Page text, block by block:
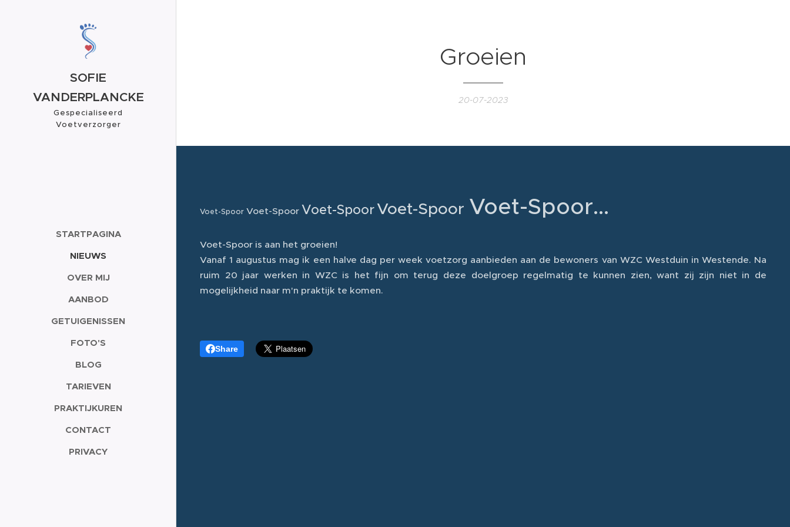
SOFIE
VANDERPLANCKE
Gespecialiseerd
Voetverzorger
STARTPAGINA
NIEUWS
OVER MIJ
AANBOD
GETUIGENISSEN
FOTO'S
BLOG
TARIEVEN
PRAKTIJKUREN
CONTACT
PRIVACY
Groeien
20-07-2023
Voet-Spoor Voet-Spoor Voet-SpoorVoet-Spoor Voet-Spoor...
Voet-Spoor is aan het groeien!
Vanaf 1 augustus mag ik een halve dag per week voetzorg aanbieden aan de bewoners van WZC Westduin in Westende. Na
ruim 20 jaar werken in WZC is het fijn om terug deze doelgroep regelmatig te kunnen zien, want zij zijn niet in de
mogelijkheid naar m'n praktijk te komen.
Share